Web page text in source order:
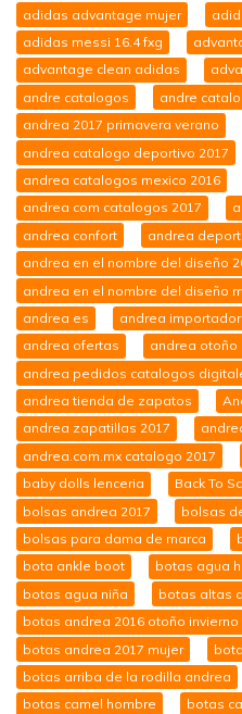
adidas advantage mujer
adidas messi 16.4 fxg
advantage clean adidas
andre catalogos
andre
andrea 2017 primavera verano
andrea catalogo deportivo 2017
andrea catalogos mexico 2016
andrea com catalogos 2017
andrea confort
andrea
andrea en el nombre del diseño
andrea en el nombre del diseño
andrea es
andrea
andrea ofertas
andrea otoño
andrea pedidos catalogos
andrea tienda de zapatos
andrea zapatillas 2017
andrea.com.mx catalogo 2017
baby dolls lenceria
Back To
bolsas andrea 2017
bolsas
bolsas para dama de marca
bota ankle boot
botas agua
botas agua niña
botas altas
botas andrea 2016 otoño invierno
botas andrea 2017 mujer
botas arriba de la rodilla andrea
botas camel hombre
botas